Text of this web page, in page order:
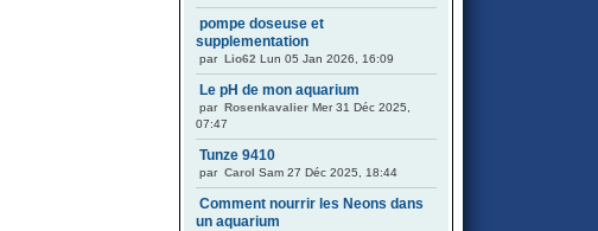
pompe doseuse et
supplementation
par Lio62 Lun 05 Jan 2026, 16:09
Le pH de mon aquarium
par Rosenkavalier Mer 31 Déc 2025,
07:47
Tunze 9410
par Carol Sam 27 Déc 2025, 18:44
Comment nourrir les Neons dans
un aquarium